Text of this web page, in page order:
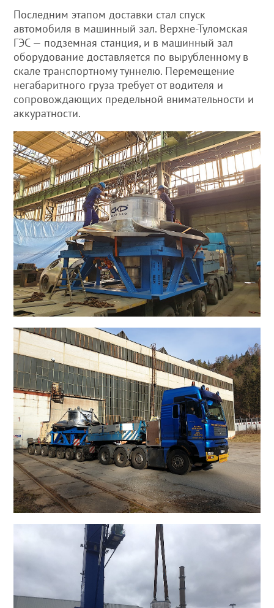
Последним этапом доставки стал спуск
автомобиля в машинный зал. Верхне-Туломская
ГЭС — подземная станция, и в машинный зал
оборудование доставляется по вырубленному в
скале транспортному туннелю. Перемещение
негабаритного груза требует от водителя и
сопровождающих предельной внимательности и
аккуратности.